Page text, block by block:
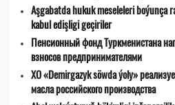
Aşgabatda hukuk meseleleri boýunça
kabul edişligi geçiriler
Пенсионный фонд Туркменистана
взносов предпринимателями
ХО «Demirgazyk söwda ýoly»
масла российского производства